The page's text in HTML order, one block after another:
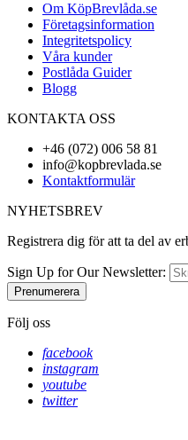
Om KöpBrevlåda.se
Företagsinformation
Integritetspolicy
Våra kunder
Postlåda Guider
Blogg
KONTAKTA OSS
+46 (072) 006 58 81
info@kopbrevlada.se
Kontaktformulär
NYHETSBREV
Registrera dig för att ta del av
Sign Up for Our Newsletter:
Prenumerera
Följ oss
facebook
instagram
youtube
twitter